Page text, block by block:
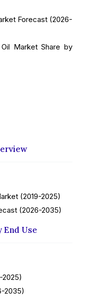
Forecast (2026-
Market Share by
(2019-2025)
(2026-2035)
Use
2035)